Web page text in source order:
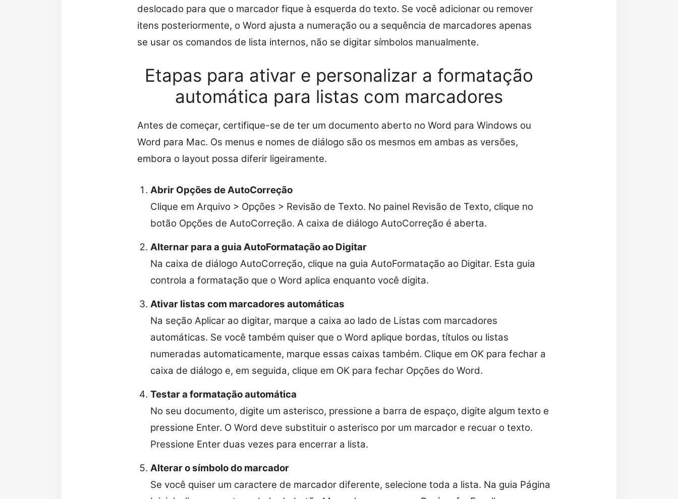
deslocado para que o marcador fique à esquerda do texto. Se você adicionar ou remover
itens posteriormente, o Word ajusta a numeração ou a sequência de marcadores apenas
se usar os comandos de lista internos, não se digitar símbolos manualmente.
Etapas para ativar e personalizar a formatação
automática para listas com marcadores
Antes de começar, certifique-se de ter um documento aberto no Word para Windows ou
Word para Mac. Os menus e nomes de diálogo são os mesmos em ambas as versões,
embora o layout possa diferir ligeiramente.
Abrir Opções de AutoCorreção
Clique em Arquivo > Opções > Revisão de Texto. No painel Revisão de Texto, clique no
botão Opções de AutoCorreção. A caixa de diálogo AutoCorreção é aberta.
Alternar para a guia AutoFormatação ao Digitar
Na caixa de diálogo AutoCorreção, clique na guia AutoFormatação ao Digitar. Esta guia
controla a formatação que o Word aplica enquanto você digita.
Ativar listas com marcadores automáticas
Na seção Aplicar ao digitar, marque a caixa ao lado de Listas com marcadores
automáticas. Se você também quiser que o Word aplique bordas, títulos ou listas
numeradas automaticamente, marque essas caixas também. Clique em OK para fechar a
caixa de diálogo e, em seguida, clique em OK para fechar Opções do Word.
Testar a formatação automática
No seu documento, digite um asterisco, pressione a barra de espaço, digite algum texto e
pressione Enter. O Word deve substituir o asterisco por um marcador e recuar o texto.
Pressione Enter duas vezes para encerrar a lista.
Alterar o símbolo do marcador
Se você quiser um caractere de marcador diferente, selecione toda a lista. Na guia Página